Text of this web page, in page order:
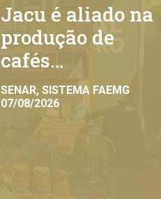
Jacu é aliado na
produção de
cafés
exclusivos
SENAR, SISTEMA FAEMG
07/08/2026